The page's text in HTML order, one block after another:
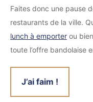
Faites donc une pause
restaurants de la ville.
lunch à emporter ou bien
toute l’offre bandolaise
J’ai faim !